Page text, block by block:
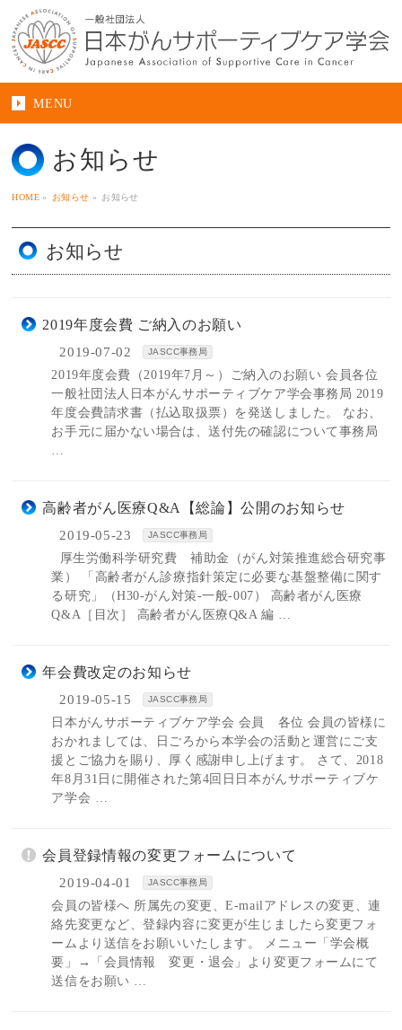
MENU
お知らせ
HOME » お知らせ » お知らせ
お知らせ
2019年度会費 ご納入のお願い
2019-07-02 JASCC事務局
2019年度会費（2019年7月～）ご納入のお願い 会員各位
一般社団法人日本がんサポーティブケア学会事務局 2019
年度会費請求書（払込取扱票）を発送しました。 なお、
お手元に届かない場合は、送付先の確認について事務局
…
高齢者がん医療Q&A【総論】公開のお知らせ
2019-05-23 JASCC事務局
厚生労働科学研究費 補助金（がん対策推進総合研究事
業） 「高齢者がん診療指針策定に必要な基盤整備に関す
る研究」（H30-がん対策-一般-007） 高齢者がん医療
Q&A［目次］ 高齢者がん医療Q&A 編 …
年会費改定のお知らせ
2019-05-15 JASCC事務局
日本がんサポーティブケア学会 会員 各位 会員の皆様に
おかれましては、日ごろから本学会の活動と運営にご支
援とご協力を賜り、厚く感謝申し上げます。 さて、2018
年8月31日に開催された第4回日日本がんサポーティブケ
ア学会 …
会員登録情報の変更フォームについて
2019-04-01 JASCC事務局
会員の皆様へ 所属先の変更、E-mailアドレスの変更、連
絡先変更など、登録内容に変更が生じましたら変更フォ
ームより送信をお願いいたします。 メニュー「学会概
要」→「会員情報 変更・退会」より変更フォームにて
送信をお願い …